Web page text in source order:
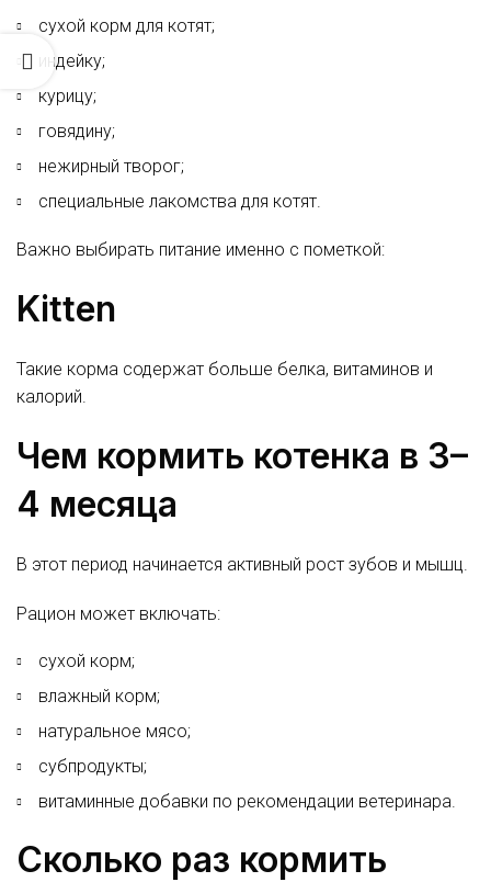
сухой корм для котят;
индейку;
курицу;
говядину;
нежирный творог;
специальные лакомства для котят.
Важно выбирать питание именно с пометкой:
Kitten
Такие корма содержат больше белка, витаминов и
калорий.
Чем кормить котенка в 3–
4 месяца
В этот период начинается активный рост зубов и мышц.
Рацион может включать:
сухой корм;
влажный корм;
натуральное мясо;
субпродукты;
витаминные добавки по рекомендации ветеринара.
Сколько раз кормить